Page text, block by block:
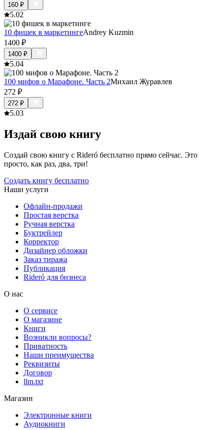
160 ₽
5.02
10 фишек в маркетингеAndrey Kuzmin
1400 ₽
1400 ₽
5.04
100 мифов о Марафоне. Часть 2Михаил Журавлев
272 ₽
272 ₽
5.03
Издай свою книгу
Создай свою книгу с Rideró бесплатно прямо сейчас. Это
просто, как раз, два, три!
Создать книгу бесплатно
Наши услуги
Офлайн-продажи
Простая верстка
Ручная верстка
Буктрейлер
Корректор
Дизайнер обложки
Заказ тиража
Публикация
Rideró для бизнеса
О нас
О сервисе
О магазине
Книги
Возникли вопросы?
Приватность
Наши преимущества
Реквизиты
Договор
llm.txt
Магазин
Электронные книги
Аудиокниги